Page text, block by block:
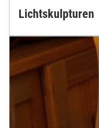
Lichtskulpturen